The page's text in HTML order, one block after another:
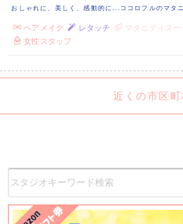
おしゃれに、美しく、感動的に...ココロフルのマタ
ヘアメイク レタッチ
マタニティヌー
女性スタッフ
近くの市区